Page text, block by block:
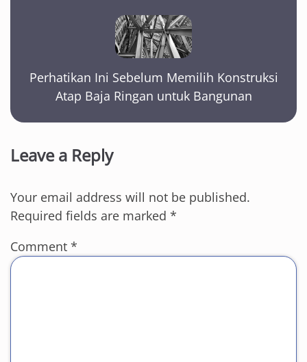
Perhatikan Ini Sebelum Memilih Konstruksi
Atap Baja Ringan untuk Bangunan
Leave a Reply
Your email address will not be published.
Required fields are marked *
Comment *